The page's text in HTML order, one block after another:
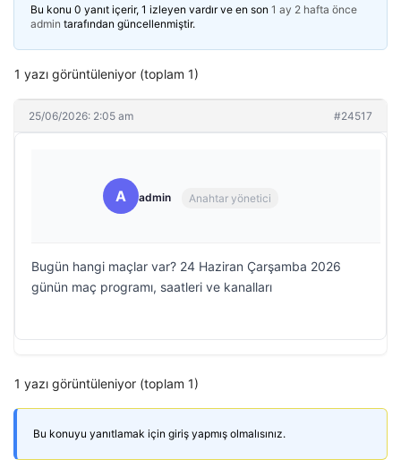
Bu konu 0 yanıt içerir, 1 izleyen vardır ve en son 1 ay 2 hafta önce
admin tarafından güncellenmiştir.
1 yazı görüntüleniyor (toplam 1)
25/06/2026: 2:05 am #24517
A admin Anahtar yönetici
Bugün hangi maçlar var? 24 Haziran Çarşamba 2026
günün maç programı, saatleri ve kanalları
1 yazı görüntüleniyor (toplam 1)
Bu konuyu yanıtlamak için giriş yapmış olmalısınız.